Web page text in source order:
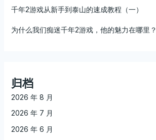
千年2游戏从新手到泰山的速成教程（一）
为什么我们痴迷千年2游戏，他的魅力在哪里？
归档
2026 年 8 月
2026 年 7 月
2026 年 6 月